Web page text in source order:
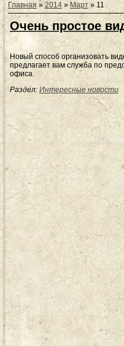
Главная » 2014 » Март » 11
Очень простое
Новый способ организовать
предлагает вам служба по
офиса.
Раздел: Интересные новости